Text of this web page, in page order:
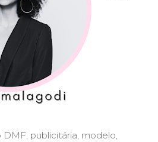
DMF, publicitária, modelo,